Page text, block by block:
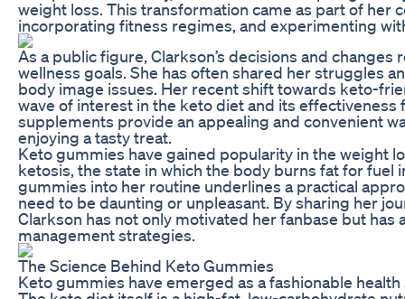
weight loss. This transformation came as part of
incorporating fitness regimes, and experimenting
As a public figure, Clarkson’s decisions and
wellness goals. She has often shared her struggles
body image issues. Her recent shift towards keto-
wave of interest in the keto diet and its
supplements provide an appealing and convenient
enjoying a tasty treat.
Keto gummies have gained popularity in the weight
ketosis, the state in which the body burns fat for fuel
gummies into her routine underlines a practical
need to be daunting or unpleasant. By sharing her
Clarkson has not only motivated her fanbase but
management strategies.
The Science Behind Keto Gummies
Keto gummies have emerged as a fashionable